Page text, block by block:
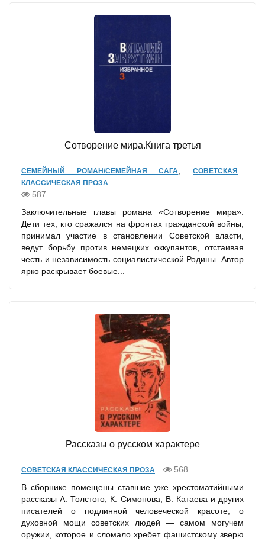
Сотворение мира.Книга третья
СЕМЕЙНЫЙ РОМАН/СЕМЕЙНАЯ САГА ,СОВЕТСКАЯ
КЛАССИЧЕСКАЯ ПРОЗА
587
Заключительные главы романа «Сотворение мира».
Дети тех, кто сражался на фронтах гражданской войны,
принимал участие в становлении Советской власти,
ведут борьбу против немецких оккупантов, отстаивая
честь и независимость социалистической Родины. Автор
ярко раскрывает боевые...
Рассказы о русском характере
СОВЕТСКАЯ КЛАССИЧЕСКАЯ ПРОЗА
568
В сборнике помещены ставшие уже хрестоматийными
рассказы А. Толстого, К. Симонова, В. Катаева и других
писателей о подлинной человеческой красоте, о
духовной мощи советских людей — самом могучем
оружии, которое и сломало хребет фашистскому зверю